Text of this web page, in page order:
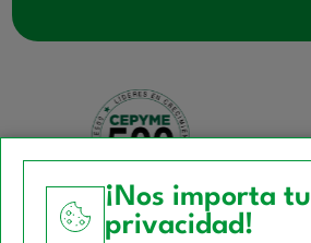
¡Nos importa tu
privacidad!